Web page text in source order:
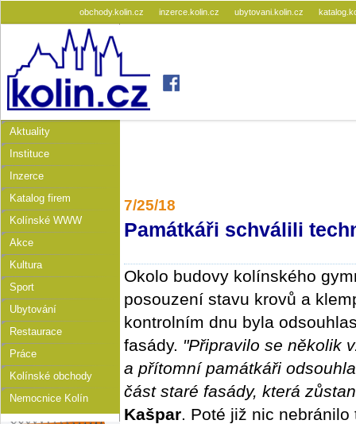
obchody.kolin.cz inzerce.kolin.cz ubytovani.kolin.cz
Aktuality
Instituce
Inzerce
Katalog firem
Kolínské WWW
Akce
Kultura
Sport
Ubytování
Restaurace
Práce
Kolínské obchody
Nemocnice Kolín
7/25/18
​Památkáři schválili
Okolo budovy kolínského
posouzení stavu krovů a
kontrolním dnu byla
fasády. "Připravilo se několik
a přítomní památkáři
část staré fasády, která
Kašpar. Poté již nic